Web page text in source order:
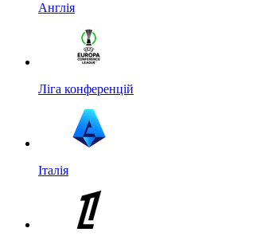
Англія
Ліга конференцій
Італія